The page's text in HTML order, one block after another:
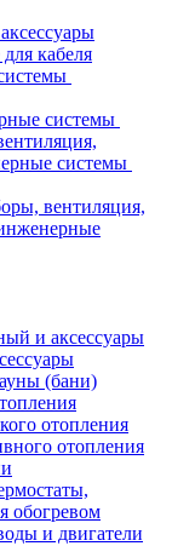
кабеля
системы
системы
вентиляция,
и аксессуары
(бани)
отопления
отопления
обогревом
и двигатели